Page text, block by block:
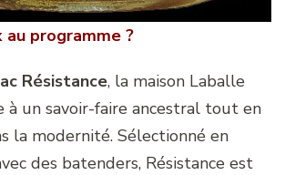
au programme ?
Résistance, la maison Laballe
à un savoir-faire ancestral tout en
la modernité. Sélectionné en
des batenders, Résistance est